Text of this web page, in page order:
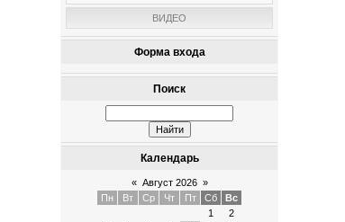
ВИДЕО
Форма входа
Поиск
Календарь
« Август 2026 »
Пн
Вт Ср Чт Пт Сб
Вс
1
2